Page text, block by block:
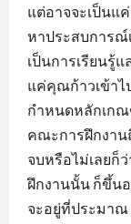
แต่อาจจะเป็นแ
หาประสบการณ์
เป็นการเรียนรู้
แค่คุณก้าวเข้าไ
กำหนดหลักเกณ
คณะการฝึกงา
จบหรือไม่เลยก็
ฝึกงานนั้น ก็ขึ้น
จะอยู่ที่ประมาณ